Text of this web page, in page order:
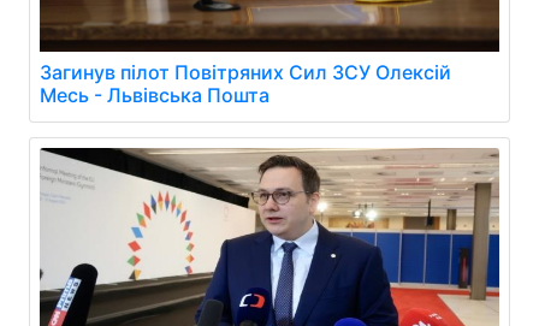
Загинув пілот Повітряних Сил ЗСУ Олексій
Месь - Львівська Пошта